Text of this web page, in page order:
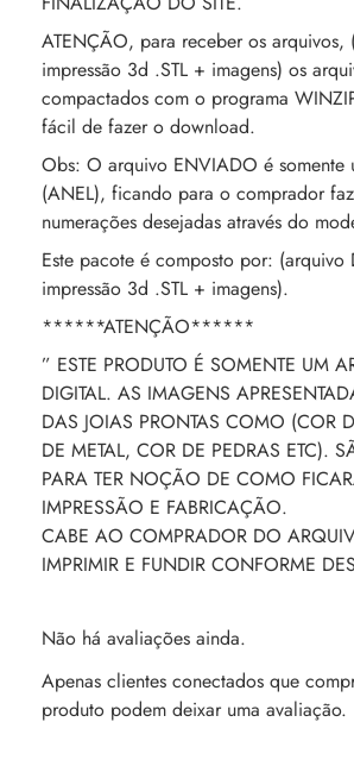
ATENÇÃO, para receber os arquivos,
impressão 3d .STL + imagens) os
compactados com o programa
fácil de fazer o download.
Obs: O arquivo ENVIADO é somente
(ANEL), ficando para o comprador
numerações desejadas através do
Este pacote é composto por: (arquivo
impressão 3d .STL + imagens).
******ATENÇÃO******
” ESTE PRODUTO É SOMENTE UM
DIGITAL. AS IMAGENS
DAS JOIAS PRONTAS COMO (COR
DE METAL, COR DE PEDRAS ETC).
PARA TER NOÇÃO DE COMO
IMPRESSÃO E FABRICAÇÃO.
CABE AO COMPRADOR DO
IMPRIMIR E FUNDIR CONFORME
Não há avaliações ainda.
Apenas clientes conectados que
produto podem deixar uma avaliação.